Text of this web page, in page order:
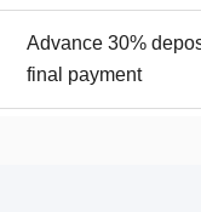
Advance 30%
final payment